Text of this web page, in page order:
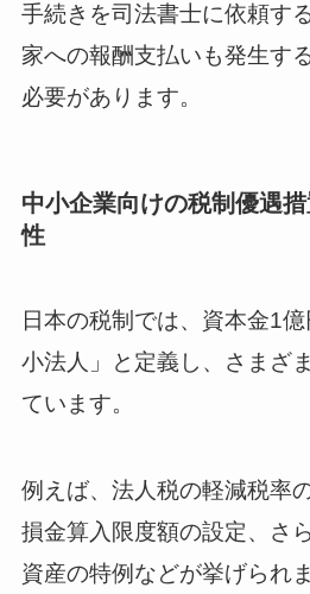
手続きを司法書士に依頼す
家への報酬支払いも発生す
必要があります。
中小企業向けの税制優遇
性
日本の税制では、資本金1
小法人」と定義し、さまざ
ています。
例えば、法人税の軽減税率
損金算入限度額の設定、さ
資産の特例などが挙げられ